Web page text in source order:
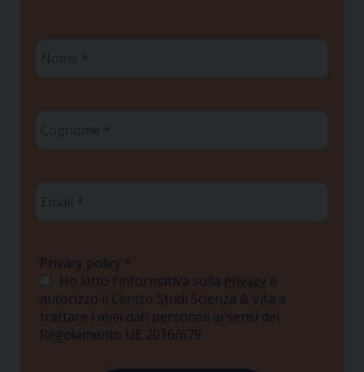
Privacy policy *
Ho letto l'informativa sulla Privacy e
autorizzo il Centro Studi Scienza & Vita a
trattare i miei dati personali ai sensi del
Regolamento UE 2016/679